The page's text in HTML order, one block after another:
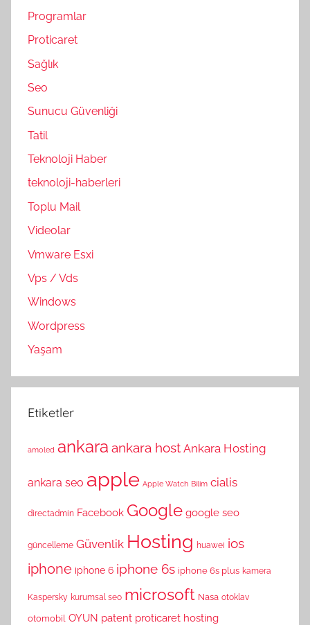
Programlar
Proticaret
Sağlık
Seo
Sunucu Güvenliği
Tatil
Teknoloji Haber
teknoloji-haberleri
Toplu Mail
Videolar
Vmware Esxi
Vps / Vds
Windows
Wordpress
Yaşam
Etiketler
amoled ankara ankara host Ankara Hosting
ankara seo apple Apple Watch Bilim cialis
directadmin Facebook Google google seo
güncelleme Güvenlik Hosting huawei ios
iphone iphone 6 iphone 6s iphone 6s plus kamera
Kaspersky kurumsal seo microsoft Nasa otoklav
otomobil OYUN patent proticaret hosting